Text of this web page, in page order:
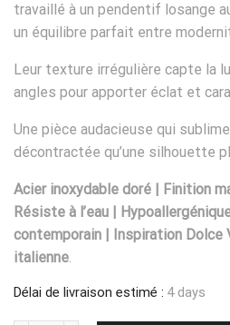
travaillé à un pendentif losange
un équilibre parfait entre
Leur texture irrégulière capte la
angles pour apporter éclat et
Une pièce audacieuse qui
décontractée qu’une silhouette
Acier inoxydable doré | Finition
Résiste à l’eau |
contemporain | Inspiration
italienne.
Délai de livraison estimé : 4 days